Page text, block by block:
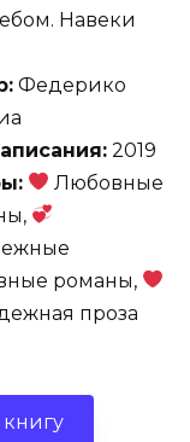
Навеки
Федерико
2019
Любовные
романы,
проза
книгу